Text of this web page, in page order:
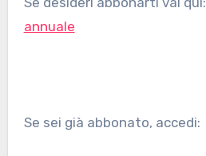
annuale
Se sei già abbonato, accedi: